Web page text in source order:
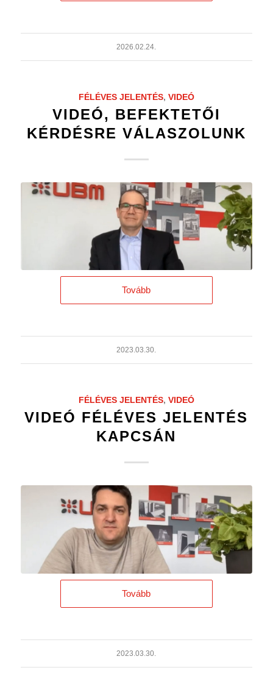
2026.02.24.
FÉLÉVES JELENTÉS, VIDEÓ
VIDEÓ, BEFEKTETŐI
KÉRDÉSRE VÁLASZOLUNK
Tovább
2023.03.30.
FÉLÉVES JELENTÉS, VIDEÓ
VIDEÓ FÉLÉVES JELENTÉS
KAPCSÁN
Tovább
2023.03.30.